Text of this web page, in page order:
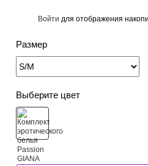
Войти для отображения
Размер
Выберите цвет